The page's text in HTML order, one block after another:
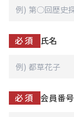
必須 氏名
必須 会員番号